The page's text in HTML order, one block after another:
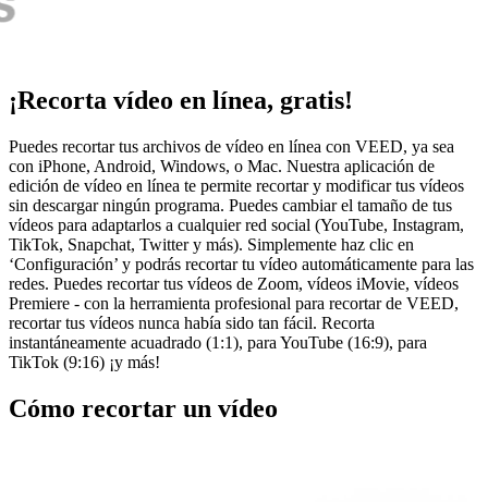
¡Recorta vídeo en línea, gratis!
Puedes recortar tus archivos de vídeo en línea con VEED, ya sea
con iPhone, Android, Windows, o Mac. Nuestra aplicación de
edición de vídeo en línea te permite recortar y modificar tus vídeos
sin descargar ningún programa. Puedes cambiar el tamaño de tus
vídeos para adaptarlos a cualquier red social (YouTube, Instagram,
TikTok, Snapchat, Twitter y más). Simplemente haz clic en
‘Configuración’ y podrás recortar tu vídeo automáticamente para las
redes. Puedes recortar tus vídeos de Zoom, vídeos iMovie, vídeos
Premiere - con la herramienta profesional para recortar de VEED,
recortar tus vídeos nunca había sido tan fácil. Recorta
instantáneamente acuadrado (1:1), para YouTube (16:9), para
TikTok (9:16) ¡y más!
Cómo recortar un vídeo